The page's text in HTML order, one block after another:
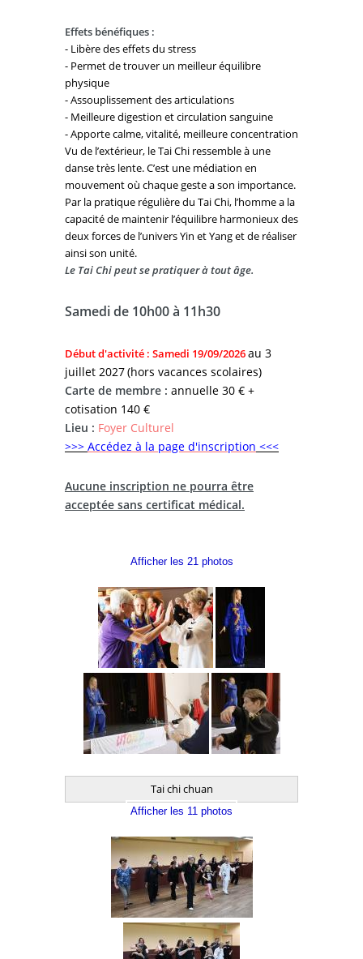
Effets bénéfiques :
- Libère des effets du stress
- Permet de trouver un meilleur équilibre
physique
- Assouplissement des articulations
- Meilleure digestion et circulation sanguine
- Apporte calme, vitalité, meilleure concentration
Vu de l’extérieur, le Tai Chi ressemble à une
danse très lente. C’est une médiation en
mouvement où chaque geste a son importance.
Par la pratique régulière du Tai Chi, l’homme a la
capacité de maintenir l’équilibre harmonieux des
deux forces de l’univers Yin et Yang et de réaliser
ainsi son unité.
Le Tai Chi peut se pratiquer à tout âge.
Samedi de 10h00 à 11h30
Début d'activité : Samedi 19/09/2026au 3
juillet 2027(hors vacances scolaires)
Carte de membre : annuelle 30 € +
cotisation 140 €
Lieu : Foyer Culturel
>>> Accédez à la page d'inscription <<<
Aucune inscription ne pourra être
acceptée sans certificat médical.
Afficher les 21 photos
Tai chi chuan
Afficher les 11 photos